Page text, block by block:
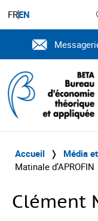
FREN
Accueil ❭ Média
Matinale d’APROFIN
Clément